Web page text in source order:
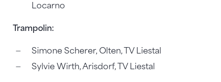
Locarno
Trampolin:
Simone Scherer, Olten, TV Liestal
Sylvie Wirth, Arisdorf, TV Liestal